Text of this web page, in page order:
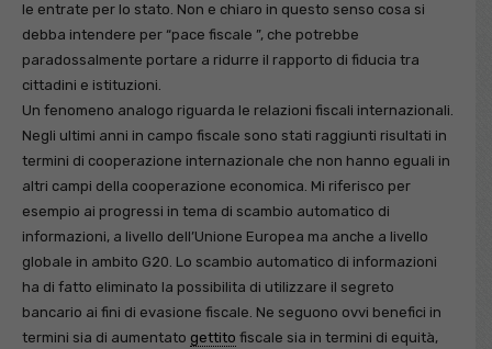
le entrate per lo stato. Non e chiaro in questo senso cosa si
debba intendere per “pace fiscale ”, che potrebbe
paradossalmente portare a ridurre il rapporto di fiducia tra
cittadini e istituzioni.
Un fenomeno analogo riguarda le relazioni fiscali internazionali.
Negli ultimi anni in campo fiscale sono stati raggiunti risultati in
termini di cooperazione internazionale che non hanno eguali in
altri campi della cooperazione economica. Mi riferisco per
esempio ai progressi in tema di scambio automatico di
informazioni, a livello dell’Unione Europea ma anche a livello
globale in ambito G20. Lo scambio automatico di informazioni
ha di fatto eliminato la possibilita di utilizzare il segreto
bancario ai fini di evasione fiscale. Ne seguono ovvi benefici in
termini sia di aumentato gettito fiscale sia in termini di equità,